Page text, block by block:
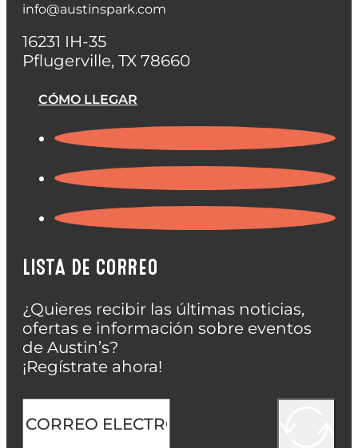
info@austinspark.com
16231 IH-35
Pflugerville, TX 78660
CÓMO LLEGAR
LISTA DE CORREO
¿Quieres recibir las últimas noticias,
ofertas e información sobre eventos
de Austin’s?
¡Regístrate ahora!